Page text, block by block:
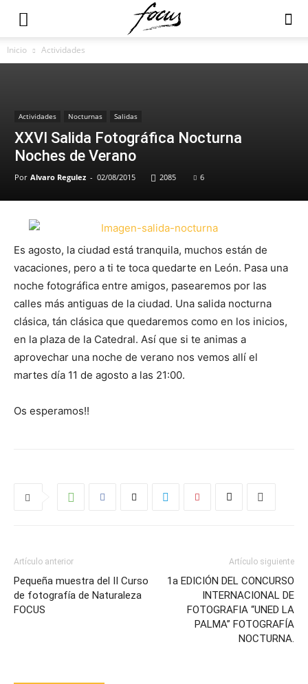
Inicio Actividades
Actividades Nocturnas Salidas
XXVI Salida Fotográfica Nocturna
Noches de Verano
Por Alvaro Regulez - 02/08/2015 2085 6
Es agosto, la ciudad está tranquila, muchos están de
vacaciones, pero a ti te toca quedarte en León. Pasa una
noche fotográfica entre amigos, pasearemos por las
calles más antiguas de la ciudad. Una salida nocturna
clásica, tán clásica que quedaremos como en los inicios,
en la plaza de la Catedral. Así que si te animas a
aprovechar una noche de verano nos vemos allí el
martes día 11 de agosto a las 21:00.
Os esperamos!!
Artículo anterior
Pequeña muestra del II Curso
de fotografía de Naturaleza
FOCUS
Artículo siguiente
1a EDICIÓN DEL CONCURSO
INTERNACIONAL DE
FOTOGRAFIA “UNED LA
PALMA” FOTOGRAFÍA
NOCTURNA.